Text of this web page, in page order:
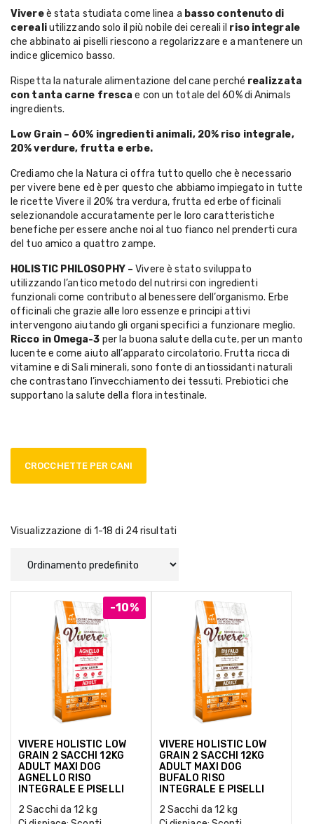
Vivereè stata studiata come linea a basso contenuto di
cerealiutilizzando solo il più nobile dei cereali il riso integrale
che abbinato ai piselli riescono a regolarizzare e a mantenere un
indice glicemico basso.
Rispetta la naturale alimentazione del cane perché realizzata
con tanta carne fresca e con un totale del 60% di Animals
ingredients.
Low Grain – 60% ingredienti animali, 20% riso integrale,
20% verdure, frutta e erbe.
Crediamo che la Natura ci offra tutto quello che è necessario
per vivere bene ed è per questo che abbiamo impiegato in tutte
le ricette Vivere il 20% tra verdura, frutta ed erbe officinali
selezionandole accuratamente per le loro caratteristiche
benefiche per essere anche noi al tuo fianco nel prenderti cura
del tuo amico a quattro zampe.
HOLISTIC PHILOSOPHY – Vivere è stato sviluppato
utilizzando l’antico metodo del nutrirsi con ingredienti
funzionali come contributo al benessere dell’organismo. Erbe
officinali che grazie alle loro essenze e principi attivi
intervengono aiutando gli organi specifici a funzionare meglio.
Ricco in Omega-3 per la buona salute della cute, per un manto
lucente e come aiuto all’apparato circolatorio. Frutta ricca di
vitamine e di Sali minerali, sono fonte di antiossidanti naturali
che contrastano l’invecchiamento dei tessuti. Prebiotici che
supportano la salute della flora intestinale.
CROCCHETTE PER CANI
Visualizzazione di 1-18 di 24 risultati
-10%
VIVERE HOLISTIC LOW
GRAIN 2 SACCHI 12KG
ADULT MAXI DOG
AGNELLO RISO
INTEGRALE E PISELLI
2 Sacchi da 12 kg
VIVERE HOLISTIC LOW
GRAIN 2 SACCHI 12KG
ADULT MAXI DOG
BUFALO RISO
INTEGRALE E PISELLI
2 Sacchi da 12 kg